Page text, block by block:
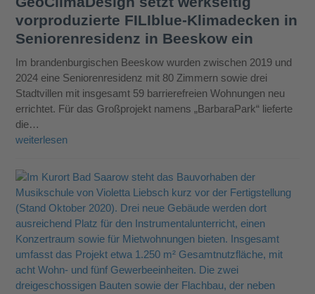
vorproduzierte FILIblue-Klimadecken in
Seniorenresidenz in Beeskow ein
Im brandenburgischen Beeskow wurden zwischen 2019 und
2024 eine Seniorenresidenz mit 80 Zimmern sowie drei
Stadtvillen mit insgesamt 59 barrierefreien Wohnungen neu
errichtet. Für das Großprojekt namens „BarbaraPark“ lieferte
die…
weiterlesen